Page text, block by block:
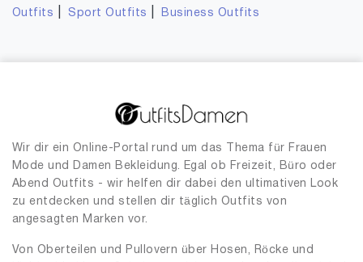
Outfits
Sport Outfits Business Outfits
Wir dir ein Online-Portal rund um das Thema für Frauen
Mode und Damen Bekleidung. Egal ob Freizeit, Büro oder
Abend Outfits - wir helfen dir dabei den ultimativen Look
zu entdecken und stellen dir täglich Outfits von
angesagten Marken vor.
Von Oberteilen und Pullovern über Hosen, Röcke und